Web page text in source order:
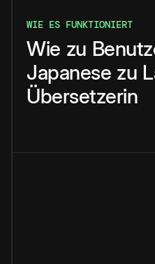
WIE ES FUNKTIONIERT
Wie zu
Japanese zu
Übersetzerin